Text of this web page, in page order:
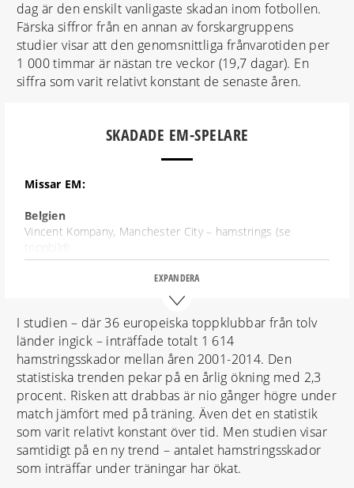
dag är den enskilt vanligaste skadan inom fotbollen.
Färska siffror från en annan av forskargruppens
studier visar att den genomsnittliga frånvarotiden per
1 000 timmar är nästan tre veckor (19,7 dagar). En
siffra som varit relativt konstant de senaste åren.
SKADADE EM-SPELARE
Missar EM:
Belgien
Vincent Kompany, Manchester City – hamstrings (se
toppbild)
Harry Arter, Bournemouth – ljumske
Italien
Marco Veratti, Paris SG – ljumske
Claudio Marchisio, Juventus – knä
Frankrike
Jeremy Mathieu, FC Barcelona – vad
Raphael Varanne, Real Madrid – ljumske
Spanien
Dani Carvajal, Real Madrid – ljumske
EXPANDERA
I studien – där 36 europeiska toppklubbar från tolv
länder ingick – inträffade totalt 1 614
hamstringsskador mellan åren 2001-2014. Den
statistiska trenden pekar på en årlig ökning med 2,3
procent. Risken att drabbas är nio gånger högre under
match jämfört med på träning. Även det en statistik
som varit relativt konstant över tid. Men studien visar
samtidigt på en ny trend – antalet hamstringsskador
som inträffar under träningar har ökat.